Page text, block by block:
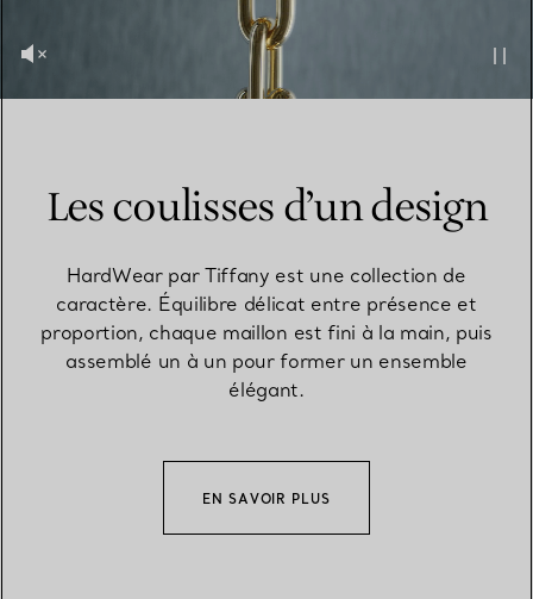
Les coulisses d’un design
HardWear par Tiffany est une collection de
caractère. Équilibre délicat entre présence et
proportion, chaque maillon est fini à la main, puis
assemblé un à un pour former un ensemble
élégant.
EN SAVOIR PLUS